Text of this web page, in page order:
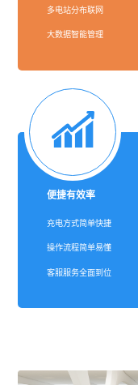
多电站分布联网
大数据智能管理
便捷有效率
充电方式简单快捷
操作流程简单易懂
客服服务全面到位